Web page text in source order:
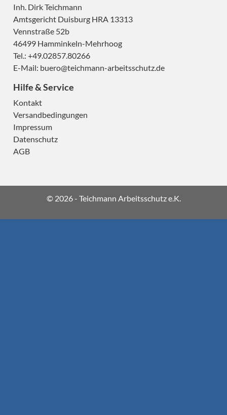
Inh. Dirk Teichmann
Amtsgericht Duisburg HRA 13313
Vennstraße 52b
46499 Hamminkeln-Mehrhoog
Tel.: +49.02857.80266
E-Mail: buero@teichmann-arbeitsschutz.de
Hilfe & Service
Kontakt
Versandbedingungen
Impressum
Datenschutz
AGB
© 2026 - Teichmann Arbeitsschutz e.K.